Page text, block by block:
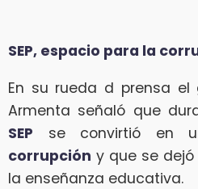
SEP, espacio para la
En su rueda d prensa el
Armenta señaló que
SEP se convirtió en
corrupción y que se
la enseñanza educativa.